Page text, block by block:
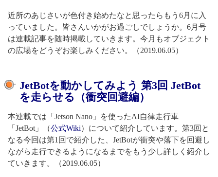
近所のあじさいが色付き始めたなと思ったらもう6月に入
っていました。皆さんいかがお過ごしでしょうか。6月号
は連載記事を随時掲載していきます。今月もオブジェクト
の広場をどうぞお楽しみください。（2019.06.05）
【オブジェクトの広場】2019年6月
JetBotを動かしてみよう 第3回 JetBot
を走らせる（衝突回避編）
本連載では「Jetson Nano」を使ったAI自律走行車
「JetBot」（公式Wiki）について紹介しています。第3回と
なる今回は第1回で紹介した、JetBotが衝突や落下を回避し
ながら走行できるようになるまでをもう少し詳しく紹介し
ていきます。（2019.06.05）